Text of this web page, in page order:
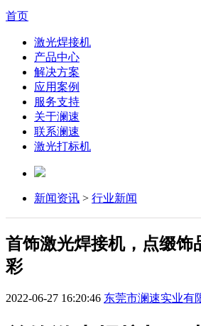
首页
激光焊接机
产品中心
解决方案
应用案例
服务支持
关于澜速
联系澜速
激光打标机
新闻资讯 > 行业新闻
首饰激光焊接机，点缀饰
彩
2022-06-27 16:20:46 东莞市澜速实业有